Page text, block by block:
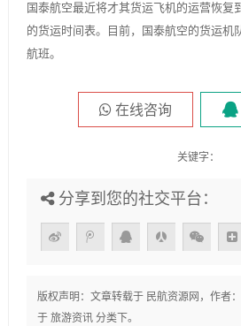
国泰航空最近将才其货运飞机的运营恢复
的货运时间表。目前，国泰航空的货运机
航班。
在线咨询
关键字：
分享到您的社交平台：
版权声明：文章转载于 民航资源网 ，作者
于 旅游资讯分类下。